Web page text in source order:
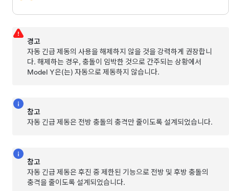
경고
자동 긴급 제동의 사용을 해제하지 않을 것을 강력하게 권장합니
다. 해제하는 경우, 충돌이 임박한 것으로 간주되는 상황에서
Model Y은(는) 자동으로 제동하지 않습니다.
참고
자동 긴급 제동은 전방 충돌의 충격만 줄이도록 설계되었습니다.
참고
자동 긴급 제동은 후진 중 제한된 기능으로 전방 및 후방 충돌의
충격을 줄이도록 설계되었습니다.